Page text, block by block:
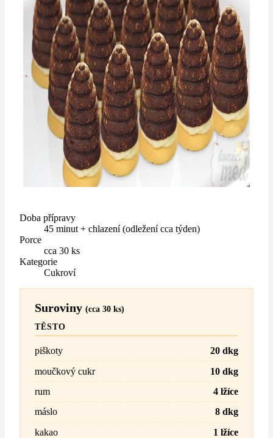
Doba přípravy
45 minut + chlazení (odležení cca týden)
Porce
cca 30 ks
Kategorie
Cukroví
Suroviny (cca 30 ks)
TĚSTO
piškoty
20 dkg
moučkový cukr
10 dkg
rum
4 lžíce
máslo
8 dkg
kakao
1 lžíce